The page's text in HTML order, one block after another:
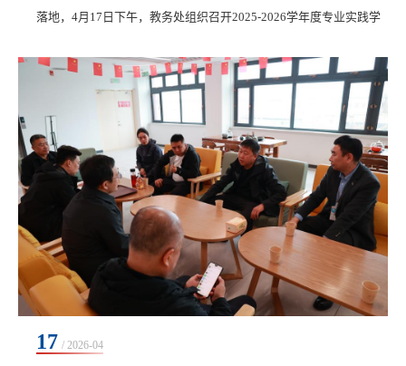
落地，4月17日下午，教务处组织召开2025-2026学年度专业实践学
长、专业负责人、相关职能部门负责人采用线上线下相结合的形式
参会，会议由教务处实践教学科科长高鹏主持。高鹏对2025-2026学
年度专业实践学期教学工作实施方案进行了全面解读，明确了总体
目标、核心任务与工作要求，随后讲解了工作流程、...
17 / 2026-04